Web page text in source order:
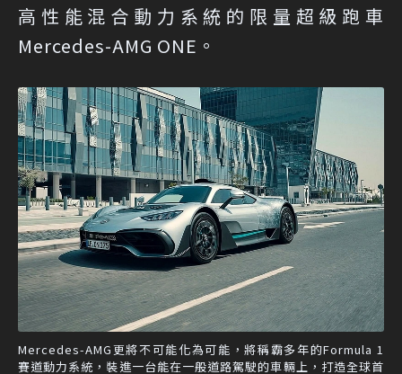
高性能混合動力系統的限量超級跑車
Mercedes-AMG ONE。
Mercedes-AMG更將不可能化為可能，將稱霸多年的Formula 1
賽道動力系統，裝進一台能在一般道路駕駛的車輛上，打造全球首